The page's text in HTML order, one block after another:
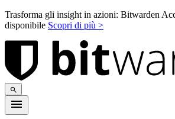
Trasforma gli insight in azioni: Bitwarden
disponibile Scopri di più >